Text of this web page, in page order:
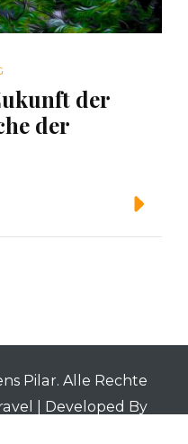
der
der
Pilar. Alle Rechte
| Developed By